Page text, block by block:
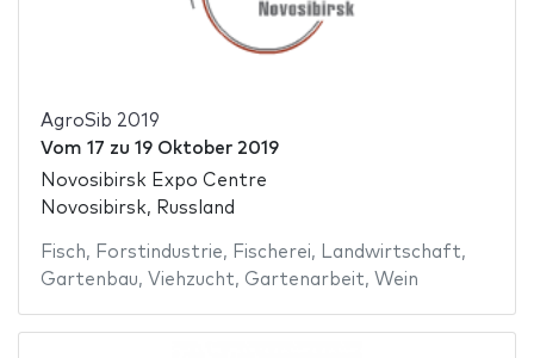
AgroSib 2019
Vom 17 zu 19 Oktober 2019
Novosibirsk Expo Centre
Novosibirsk, Russland
Fisch, Forstindustrie, Fischerei, Landwirtschaft,
Gartenbau, Viehzucht, Gartenarbeit, Wein